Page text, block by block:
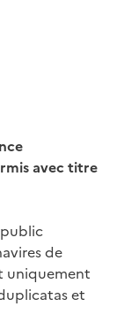
avec titre
de
uniquement
et